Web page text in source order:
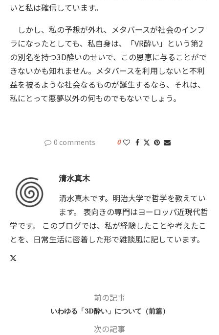
いと私は確信しています。
しかし、私の予想が外れ、メタバースが社会のインフ
ラになったとしても、私自身は、「VR酔い」という第2
の別名を持つ3D酔いのせいで、この恩恵に与ることがで
きないかも知れません。メタバースを利用しないと不利
益を被るような社会なるものが誕生するなら、それは、
私にとって悪夢以外の何ものでもないでしょう。
0 comments 0
清水真木
清水真木です。明治大学で哲学を教えてい
ます。 表向きの専門はヨーロッパ近現代哲
学です。 このブログでは、私が経験したことや考えたこ
とを、日常生活に密着した形で雑談風に記しています。
前の記事
いわゆる「3D酔い」について（前篇）
次の記事